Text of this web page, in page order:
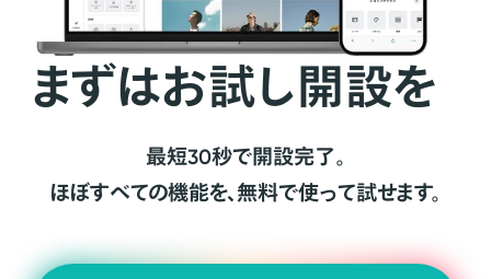
まずはお試し開設を
最短30秒で開設完了。
ほぼすべての機能を、無料で使って試せます。